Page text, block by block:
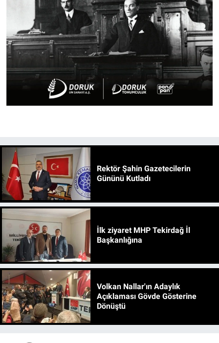
Rektör Şahin Gazetecilerin
Gününü Kutladı
İlk ziyaret MHP Tekirdağ İl
Başkanlığına
Volkan Nallar'ın Adaylık
Açıklaması Gövde Gösterine
Dönüştü